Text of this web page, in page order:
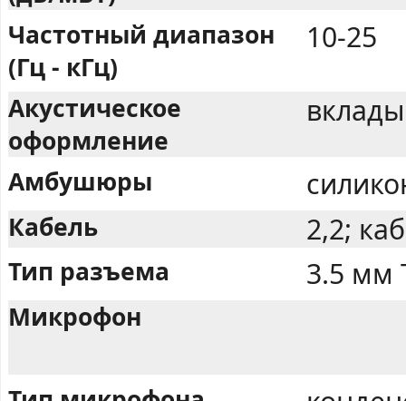
Частотный диапазон
(Гц - кГц)
10-25
Акустическое
оформление
Амбушюры
Кабель 2,2;
Тип разъема 3.5 мм
Микрофон